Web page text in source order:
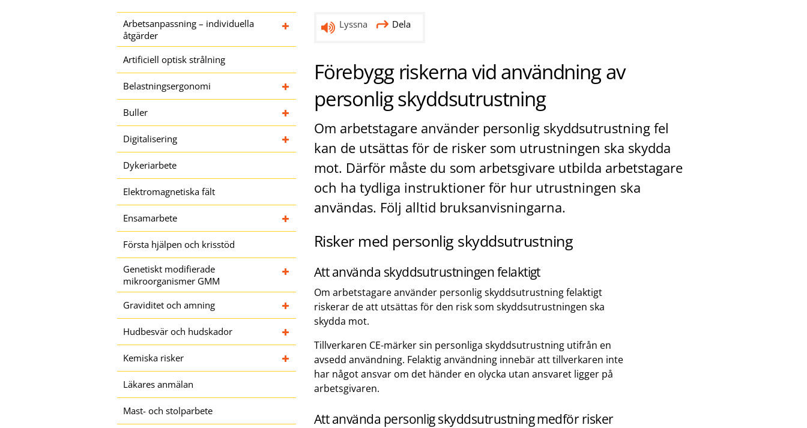
Sidomeny
Arbetsanpassning – individuella
åtgärder
Artificiell optisk strålning
Belastningsergonomi
Buller
Digitalisering
Dykeriarbete
Elektromagnetiska fält
Ensamarbete
Första hjälpen och krisstöd
Genetiskt modifierade
mikroorganismer GMM
Graviditet och amning
Hudbesvär och hudskador
Kemiska risker
Läkares anmälan
Mast- och stolparbete
Lyssna Dela
Förebygg riskerna vid användning av
personlig skyddsutrustning
Om arbetstagare använder personlig skyddsutrustning fel
kan de utsättas för de risker som utrustningen ska skydda
mot. Därför måste du som arbetsgivare utbilda arbetstagare
och ha tydliga instruktioner för hur utrustningen ska
användas. Följ alltid bruksanvisningarna.
Risker med personlig skyddsutrustning
Att använda skyddsutrustningen felaktigt
Om arbetstagare använder personlig skyddsutrustning felaktigt
riskerar de att utsättas för den risk som skyddsutrustningen ska
skydda mot.
Tillverkaren CE-märker sin personliga skyddsutrustning utifrån en
avsedd användning. Felaktig användning innebär att tillverkaren inte
har något ansvar om det händer en olycka utan ansvaret ligger på
arbetsgivaren.
Att använda personlig skyddsutrustning medför risker